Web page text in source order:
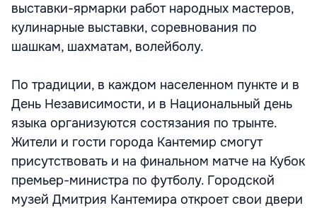
выставки-ярмарки работ народных мастеров,
кулинарные выставки, соревнования по
шашкам, шахматам, волейболу.
По традиции, в каждом населенном пункте и в
День Независимости, и в Национальный день
языка организуются состязания по трынте.
Жители и гости города Кантемир смогут
присутствовать и на финальном матче на Кубок
премьер-министра по футболу. Городской
музей Дмитрия Кантемира откроет свои двери